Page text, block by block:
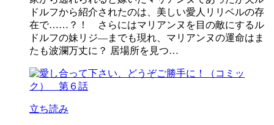
ドルフから紹介されたのは、美しい愛人リリベルの存
在で……？！ さらにはマリアンヌを目の敵にするル
ドルフの妹リジ―までも現れ、マリアンヌの運命はま
たも波瀾万丈に？ 居場所を見つ…
立ち読み